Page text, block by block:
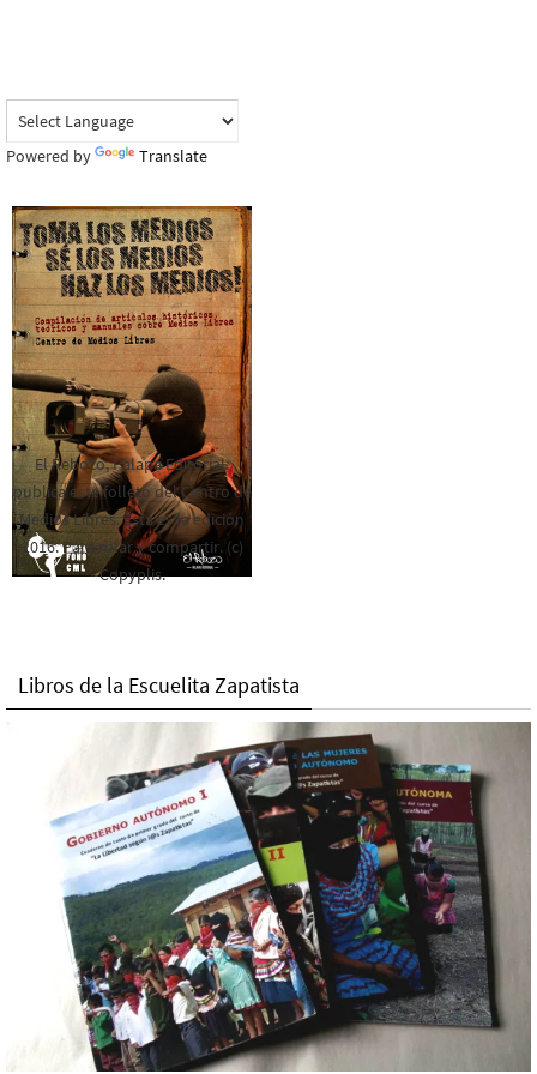
Powered by Translate
El Rebozo, Palapa Editorial,
publica este folleto del Centro de
Medios Libres. Esta es la edición
2016. Para rolar y compartir. (c)
Copyplis.
Libros de la Escuelita Zapatista